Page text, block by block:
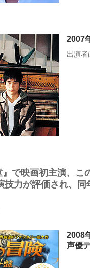
2007
出演者
で映画初主演、こ
技力が評価され、
2008
声優